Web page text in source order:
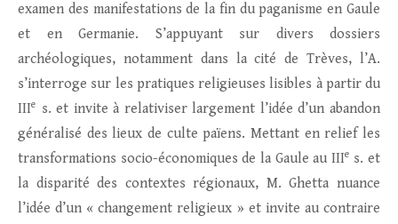
examen des manifestations de la fin du paganisme en Gaule
et en Germanie. S’appuyant sur divers dossiers
archéologiques, notamment dans la cité de Trèves, l’A.
s’interroge sur les pratiques religieuses lisibles à partir du
IIIe
s. et invite à relativiser largement l’idée d’un abandon
généralisé des lieux de culte païens. Mettant en relief les
transformations socio-économiques de la Gaule au IIIe s. et
la disparité des contextes régionaux, M. Ghetta nuance
l’idée d’un « changement religieux » et invite au contraire